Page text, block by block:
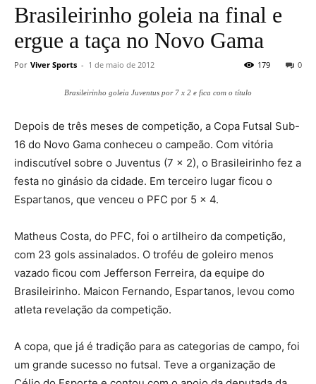
Brasileirinho goleia na final e
ergue a taça no Novo Gama
Por Viver Sports - 1 de maio de 2012 0
179
Brasileirinho goleia Juventus por 7 x 2 e fica com o título
Depois de três meses de competição, a Copa Futsal Sub-
16 do Novo Gama conheceu o campeão. Com vitória
indiscutível sobre o Juventus (7 x 2), o Brasileirinho fez a
festa no ginásio da cidade. Em terceiro lugar ficou o
Espartanos, que venceu o PFC por 5 x 4.
Matheus Costa, do PFC, foi o artilheiro da competição,
com 23 gols assinalados. O troféu de goleiro menos
vazado ficou com Jefferson Ferreira, da equipe do
Brasileirinho. Maicon Fernando, Espartanos, levou como
atleta revelação da competição.
A copa, que já é tradição para as categorias de campo, foi
um grande sucesso no futsal. Teve a organização de